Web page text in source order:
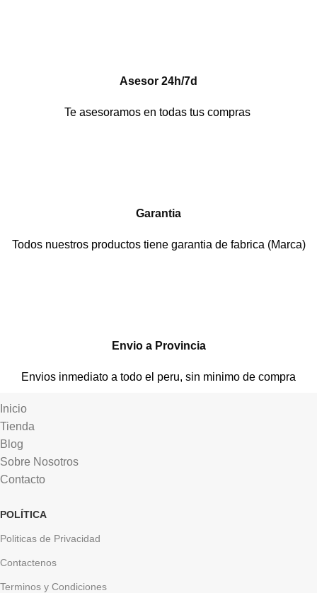
Asesor 24h/7d
Te asesoramos en todas tus compras
Garantia
Todos nuestros productos tiene garantia de fabrica (Marca)
Envio a Provincia
Envios inmediato a todo el peru, sin minimo de compra
Inicio
Tienda
Blog
Sobre Nosotros
Contacto
POLÍTICA
Politicas de Privacidad
Contactenos
Terminos y Condiciones